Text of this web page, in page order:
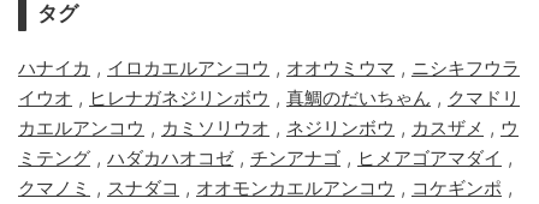
タグ
ハナイカ , イロカエルアンコウ , オオウミウマ , ニシキフウラ
イウオ , ヒレナガネジリンボウ , 真鯛のだいちゃん , クマドリ
カエルアンコウ , カミソリウオ , ネジリンボウ , カスザメ , ウ
ミテング , ハダカハオコゼ, チンアナゴ , ヒメアゴアマダイ ,
クマノミ , スナダコ , オオモンカエルアンコウ , コケギンポ ,